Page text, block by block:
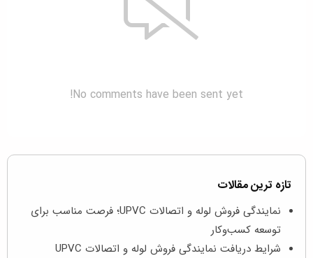
No comments have been sent yet!
تازه ترین مقالات
نمایندگی فروش لوله و اتصالات UPVC؛ فرصت مناسب برای
توسعه کسب‌وکار
شرایط دریافت نمایندگی فروش لوله و اتصالات UPVC